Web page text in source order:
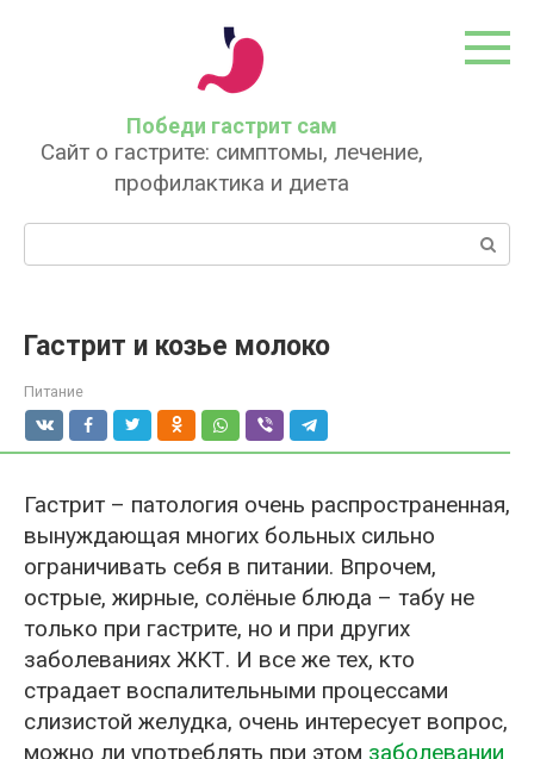
Победи гастрит сам
Сайт о гастрите: симптомы, лечение,
профилактика и диета
Гастрит и козье молоко
Питание
Гастрит – патология очень распространенная,
вынуждающая многих больных сильно
ограничивать себя в питании. Впрочем,
острые, жирные, солёные блюда – табу не
только при гастрите, но и при других
заболеваниях ЖКТ. И все же тех, кто
страдает воспалительными процессами
слизистой желудка, очень интересует вопрос,
можно ли употреблять при этом заболевании